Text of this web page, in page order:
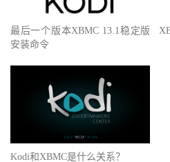
最后一个版本XBMC 13.1稳定版
安装命令
Kodi和XBMC是什么关系？